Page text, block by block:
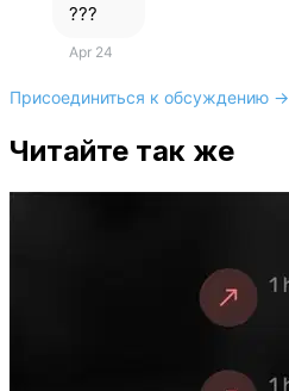
???
Apr 24
Присоединиться к обсуждению →
Читайте так же